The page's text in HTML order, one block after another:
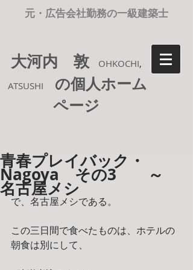
大河内 敦 OHKOCHI,
ATSUSHI の個人ホーム
ページ
元・広告会社勤務の一級建築士
青春プレイバック・
Nagoya その3 ～
名古屋メシ
で、名古屋メシである。
この三日間で食べたものは、ホテルの
朝食は別にして、